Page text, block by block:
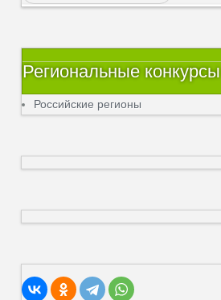
Региональные конкурсы
Российские регионы